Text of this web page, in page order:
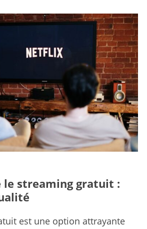
le streaming gratuit :
est une option attrayante